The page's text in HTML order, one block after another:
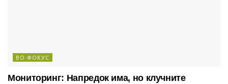
ВО ФОКУС
Мониторинг: Напредок има, но клучните